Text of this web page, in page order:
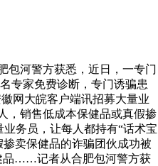
包河警方获悉，近日，一专门
专家免费诊断，专门诱骗患
网大皖客户端讯招募大量业
，销售低成本保健品或真假掺
务员，让每人都持有“话术宝
卖保健品的诈骗团伙成功被
品……记者从合肥包河警方获